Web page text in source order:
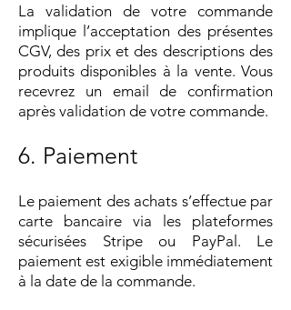
La validation de votre commande
implique l’acceptation des présentes
CGV, des prix et des descriptions des
produits disponibles à la vente. Vous
recevrez un email de confirmation
après validation de votre commande.
6. Paiement
Le paiement des achats s’effectue par
carte bancaire via les plateformes
sécurisées Stripe ou PayPal. Le
paiement est exigible immédiatement
à la date de la commande.